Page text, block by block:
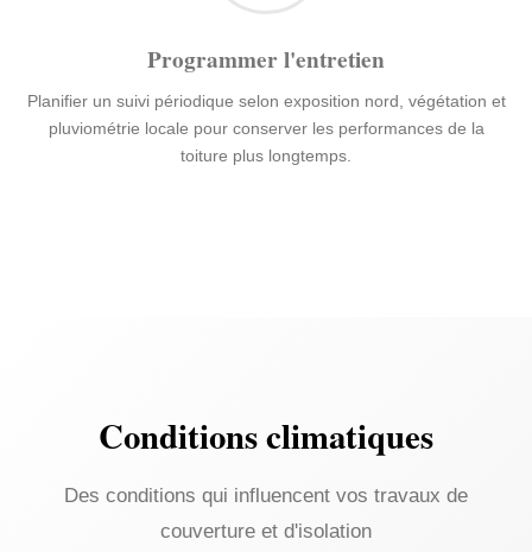
Programmer l'entretien
Planifier un suivi périodique selon exposition nord, végétation et
pluviométrie locale pour conserver les performances de la
toiture plus longtemps.
Conditions climatiques
Des conditions qui influencent vos travaux de
couverture et d'isolation